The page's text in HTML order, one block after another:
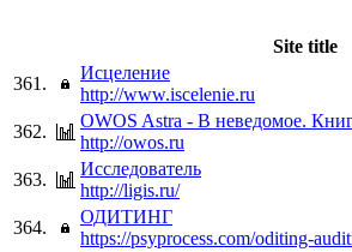
Site title
361.
Исцеление
http://www.iscelenie.ru
362.
OWOS Astra - В неведомое.
http://owos.ru
363.
Исследователь
http://ligis.ru/
364.
ОДИТИНГ
https://psyprocess.com/oditing-